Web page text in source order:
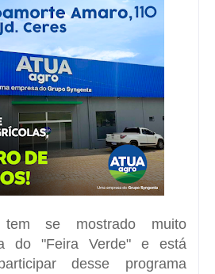
tem se mostrado muito
do "Feira Verde" e está
desse programa